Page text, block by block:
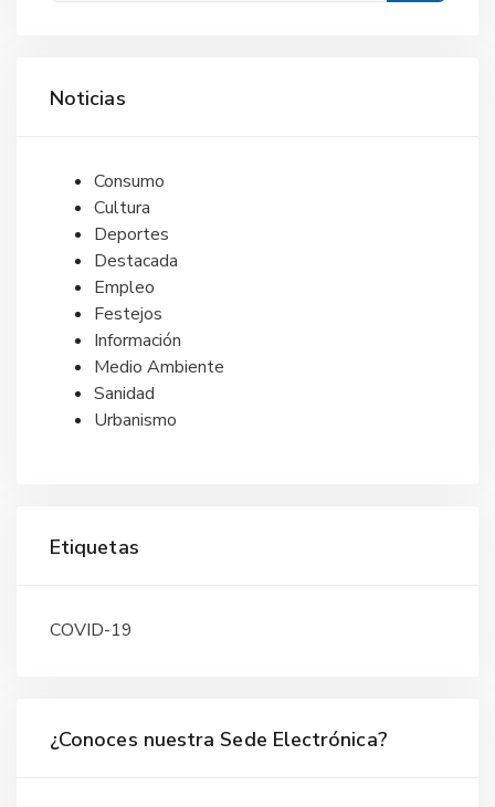
Noticias
Consumo
Cultura
Deportes
Destacada
Empleo
Festejos
Información
Medio Ambiente
Sanidad
Urbanismo
Etiquetas
COVID-19
¿Conoces nuestra Sede Electrónica?